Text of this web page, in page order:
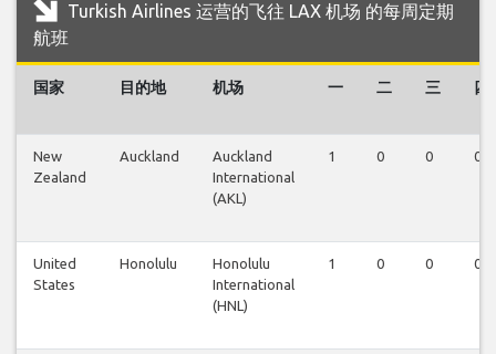
Turkish Airlines 运营的飞往 LAX 机场 的每周定期
航班
国家 目的地 机场 一 二 三 四
New
Zealand
Auckland
Auckland
International
(AKL)
1 0 0 0
United
States
Honolulu
Honolulu
International
(HNL)
1 0 0 0